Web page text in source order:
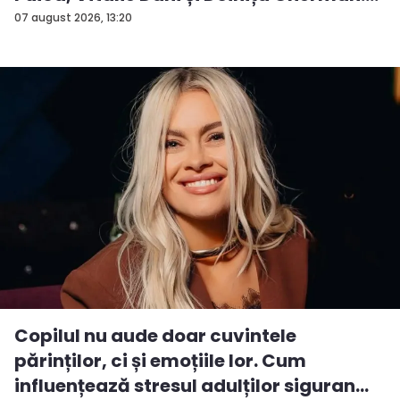
07 august 2026, 13:20
P...
Copilul nu aude doar cuvintele
părinților, ci și emoțiile lor. Cum
influențează stresul adulților siguran...